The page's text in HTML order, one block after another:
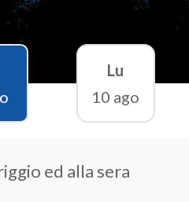
Lu
10 ago
ed alla sera